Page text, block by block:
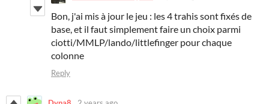
Bon, j'ai mis à jour le jeu : les 4 trahis sont fixés de
base, et il faut simplement faire un choix parmi
ciotti/MMLP/lando/littlefinger pour chaque
colonne
Reply